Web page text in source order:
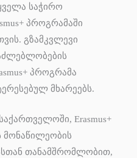
საჭირო
პროგრამაში
გზამკვლევი
პროგრამა
მხარეებს.
Erasmus+
თანამშრომლობით,